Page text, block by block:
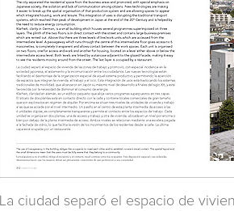
La ciudad separó el espacio de